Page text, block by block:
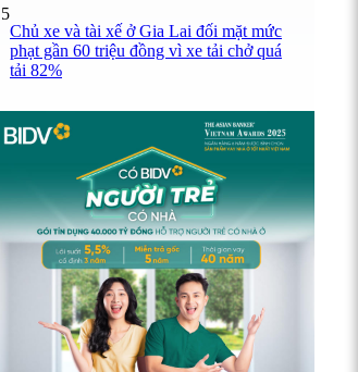
5
Chủ xe và tài xế ở Gia Lai đối mặt mức
phạt gần 60 triệu đồng vì xe tải chở quá
tải 82%